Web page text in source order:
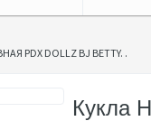
PDX DOLLZ BJ BETTY. .
Кукла